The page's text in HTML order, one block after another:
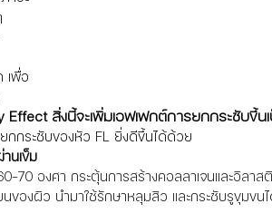
เพื่อ
Effect สิ่งนี้จะเพิ่มเอฟเฟกต์การยกกระชับขึ้น
กกระชับของหัว FL ยิ่งดีขึ้นได้ด้วย
นเข็ม
70 องศา กระตุ้นการสร้างคอลลาเจนและอิลา
ของผิว นำมาใช้รักษาหลุมสิว และกระชับรูขุมขน